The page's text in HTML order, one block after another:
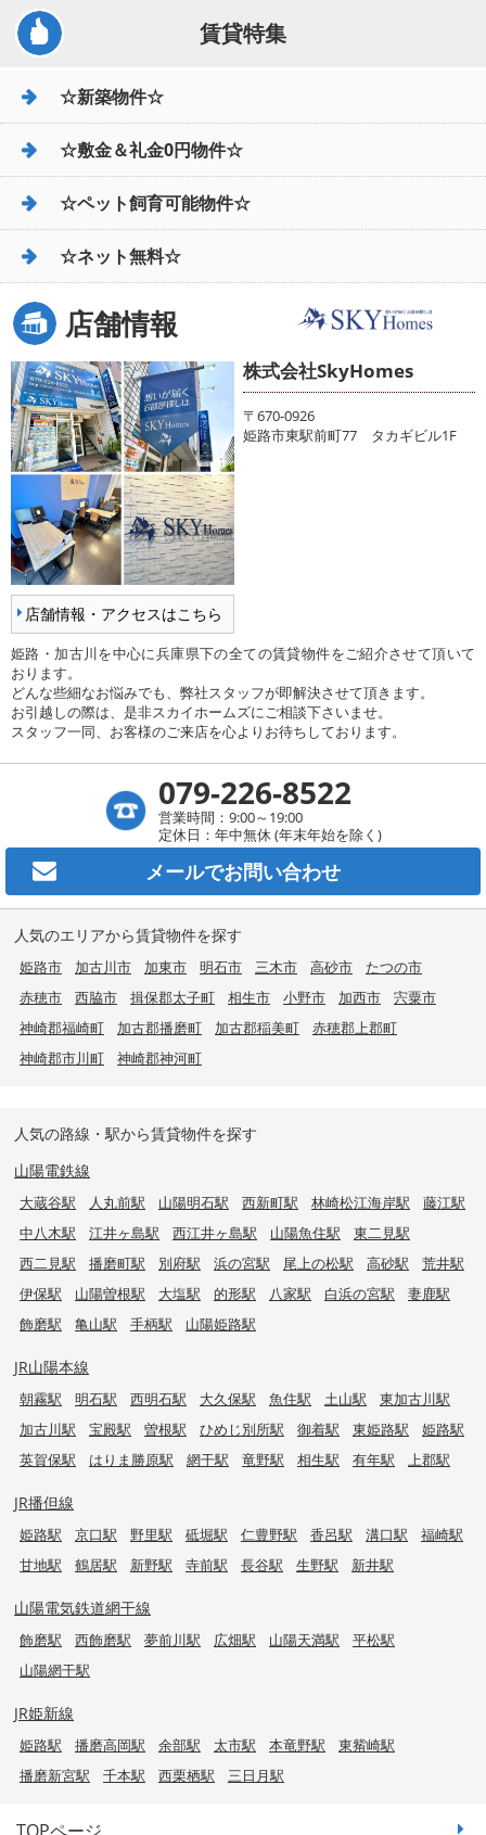
賃貸特集
☆新築物件☆
☆敷金＆礼金0円物件☆
☆ペット飼育可能物件☆
☆ネット無料☆
店舗情報
店舗情報・アクセスはこちら
株式会社SkyHomes
〒670-0926
姫路市東駅前町77 タカギビル1F
姫路・加古川を中心に兵庫県下の全ての賃貸物件をご紹介させて頂いて
おります。
どんな些細なお悩みでも、弊社スタッフが即解決させて頂きます。
お引越しの際は、是非スカイホームズにご相談下さいませ。
スタッフ一同、お客様のご来店を心よりお待ちしております。
079-226-8522
営業時間：9:00～19:00
定休日：年中無休 (年末年始を除く)
メールでお問い合わせ
人気のエリアから賃貸物件を探す
姫路市 加古川市 加東市 明石市 三木市 高砂市
たつの市
赤穂市
西脇市 揖保郡太子町 相生市 小野市 加西市
宍粟市
神崎郡福崎町
加古郡播磨町 加古郡稲美町
赤穂郡上郡町
神崎郡市川町
神崎郡神河町
人気の路線・駅から賃貸物件を探す
山陽電鉄線
大蔵谷駅 人丸前駅 山陽明石駅 西新町駅 林崎松江海岸駅
藤江駅
中八木駅
江井ヶ島駅 西江井ヶ島駅 山陽魚住駅
東二見駅
西二見駅
播磨町駅 別府駅 浜の宮駅 尾上の松駅 高砂駅
荒井駅
伊保駅
山陽曽根駅 大塩駅 的形駅 八家駅 白浜の宮駅
妻鹿駅
飾磨駅
亀山駅 手柄駅 山陽姫路駅
JR山陽本線
朝霧駅 明石駅 西明石駅 大久保駅 魚住駅 土山駅
東加古川駅
加古川駅
宝殿駅 曽根駅 ひめじ別所駅 御着駅 東姫路駅
姫路駅
英賀保駅
はりま勝原駅 網干駅 竜野駅 相生駅 有年駅 上郡駅
JR播但線
姫路駅 京口駅 野里駅 砥堀駅 仁豊野駅 香呂駅 溝口駅
福崎駅
甘地駅
鶴居駅 新野駅 寺前駅 長谷駅 生野駅 新井駅
山陽電気鉄道網干線
飾磨駅 西飾磨駅 夢前川駅 広畑駅 山陽天満駅
平松駅
山陽網干駅
JR姫新線
姫路駅 播磨高岡駅 余部駅 太市駅 本竜野駅
東觜崎駅
播磨新宮駅
千本駅 西栗栖駅 三日月駅